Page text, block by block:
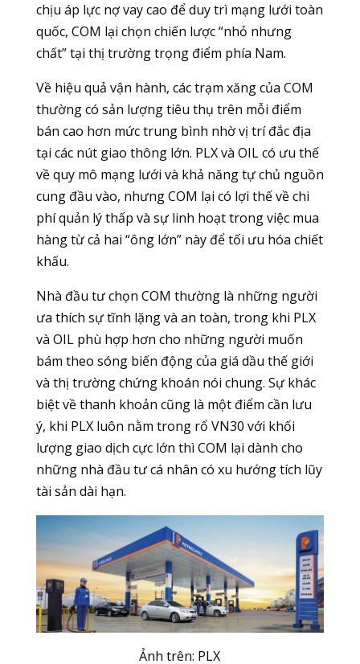
chịu áp lực nợ vay cao để duy trì mạng lưới toàn
quốc, COM lại chọn chiến lược “nhỏ nhưng
chất” tại thị trường trọng điểm phía Nam.
Về hiệu quả vận hành, các trạm xăng của COM
thường có sản lượng tiêu thụ trên mỗi điểm
bán cao hơn mức trung bình nhờ vị trí đắc địa
tại các nút giao thông lớn. PLX và OIL có ưu thế
về quy mô mạng lưới và khả năng tự chủ nguồn
cung đầu vào, nhưng COM lại có lợi thế về chi
phí quản lý thấp và sự linh hoạt trong việc mua
hàng từ cả hai “ông lớn” này để tối ưu hóa chiết
khấu.
Nhà đầu tư chọn COM thường là những người
ưa thích sự tĩnh lặng và an toàn, trong khi PLX
và OIL phù hợp hơn cho những người muốn
bám theo sóng biến động của giá dầu thế giới
và thị trường chứng khoán nói chung. Sự khác
biệt về thanh khoản cũng là một điểm cần lưu
ý, khi PLX luôn nằm trong rổ VN30 với khối
lượng giao dịch cực lớn thì COM lại dành cho
những nhà đầu tư cá nhân có xu hướng tích lũy
tài sản dài hạn.
Ảnh trên: PLX